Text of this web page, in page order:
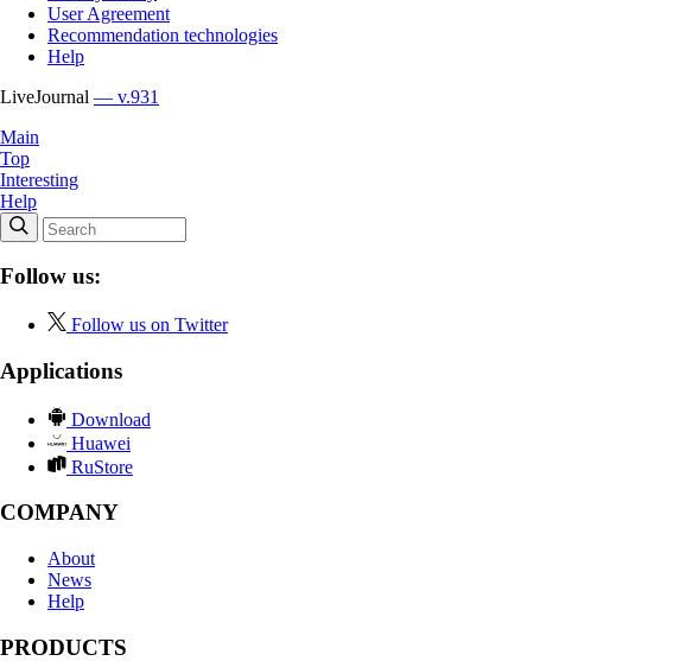
User Agreement
Recommendation technologies
Help
LiveJournal — v.931
Main
Top
Interesting
Help
Follow us:
Follow us on Twitter
Applications
Download
Huawei
RuStore
COMPANY
About
News
Help
PRODUCTS